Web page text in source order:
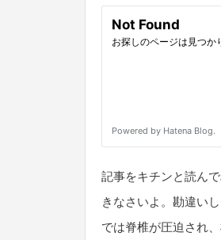
記事をキチンと読ん
きなさいよ。勘違い
では脊椎が圧迫され